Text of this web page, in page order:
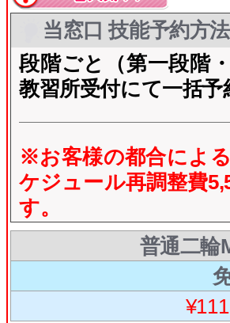
当窓口 技能予約方法
段階ごと（第一段階
教習所受付にて一括予
※お客様の都合によ
ケジュール再調整費
す。
普通二輪